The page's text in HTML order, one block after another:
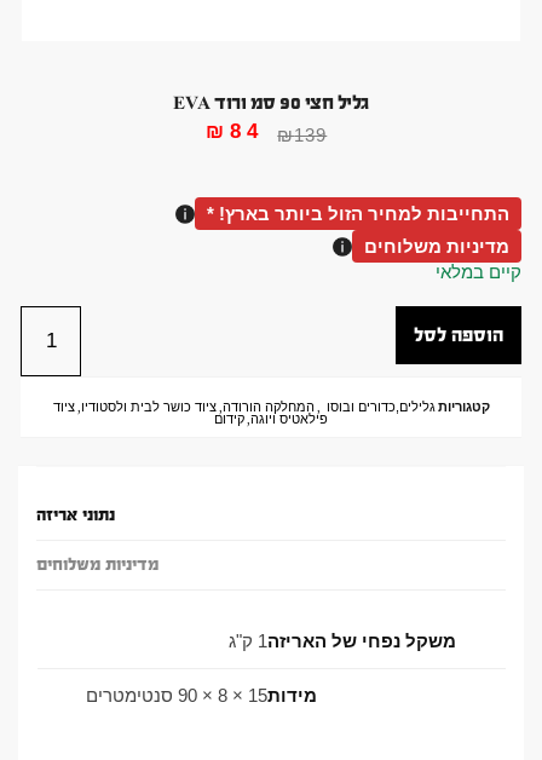
גליל חצי 90 סמ ורוד EVA
₪139
₪84
התחייבות למחיר הזול ביותר בארץ! *
מדיניות משלוחים
קיים במלאי
הוספה לסל
קטגוריות גלילים,כדורים ובוסו ,המחלקה הורודה,ציוד כושר לבית ולסטודיו,ציוד
פילאטיס ויוגה,קידום
נתוני אריזה
מדיניות משלוחים
משקל נפחי של האריזה1 ק"ג
מידות15 × 8 × 90 סנטימטרים